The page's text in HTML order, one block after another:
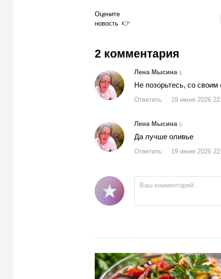
Оцените
новость
2 комментария
Лена Мысина 5
Не позорьтесь, со
Ответить 19 июня 2026
Лена Мысина 5
Да лучше оливье
Ответить 19 июня 2026